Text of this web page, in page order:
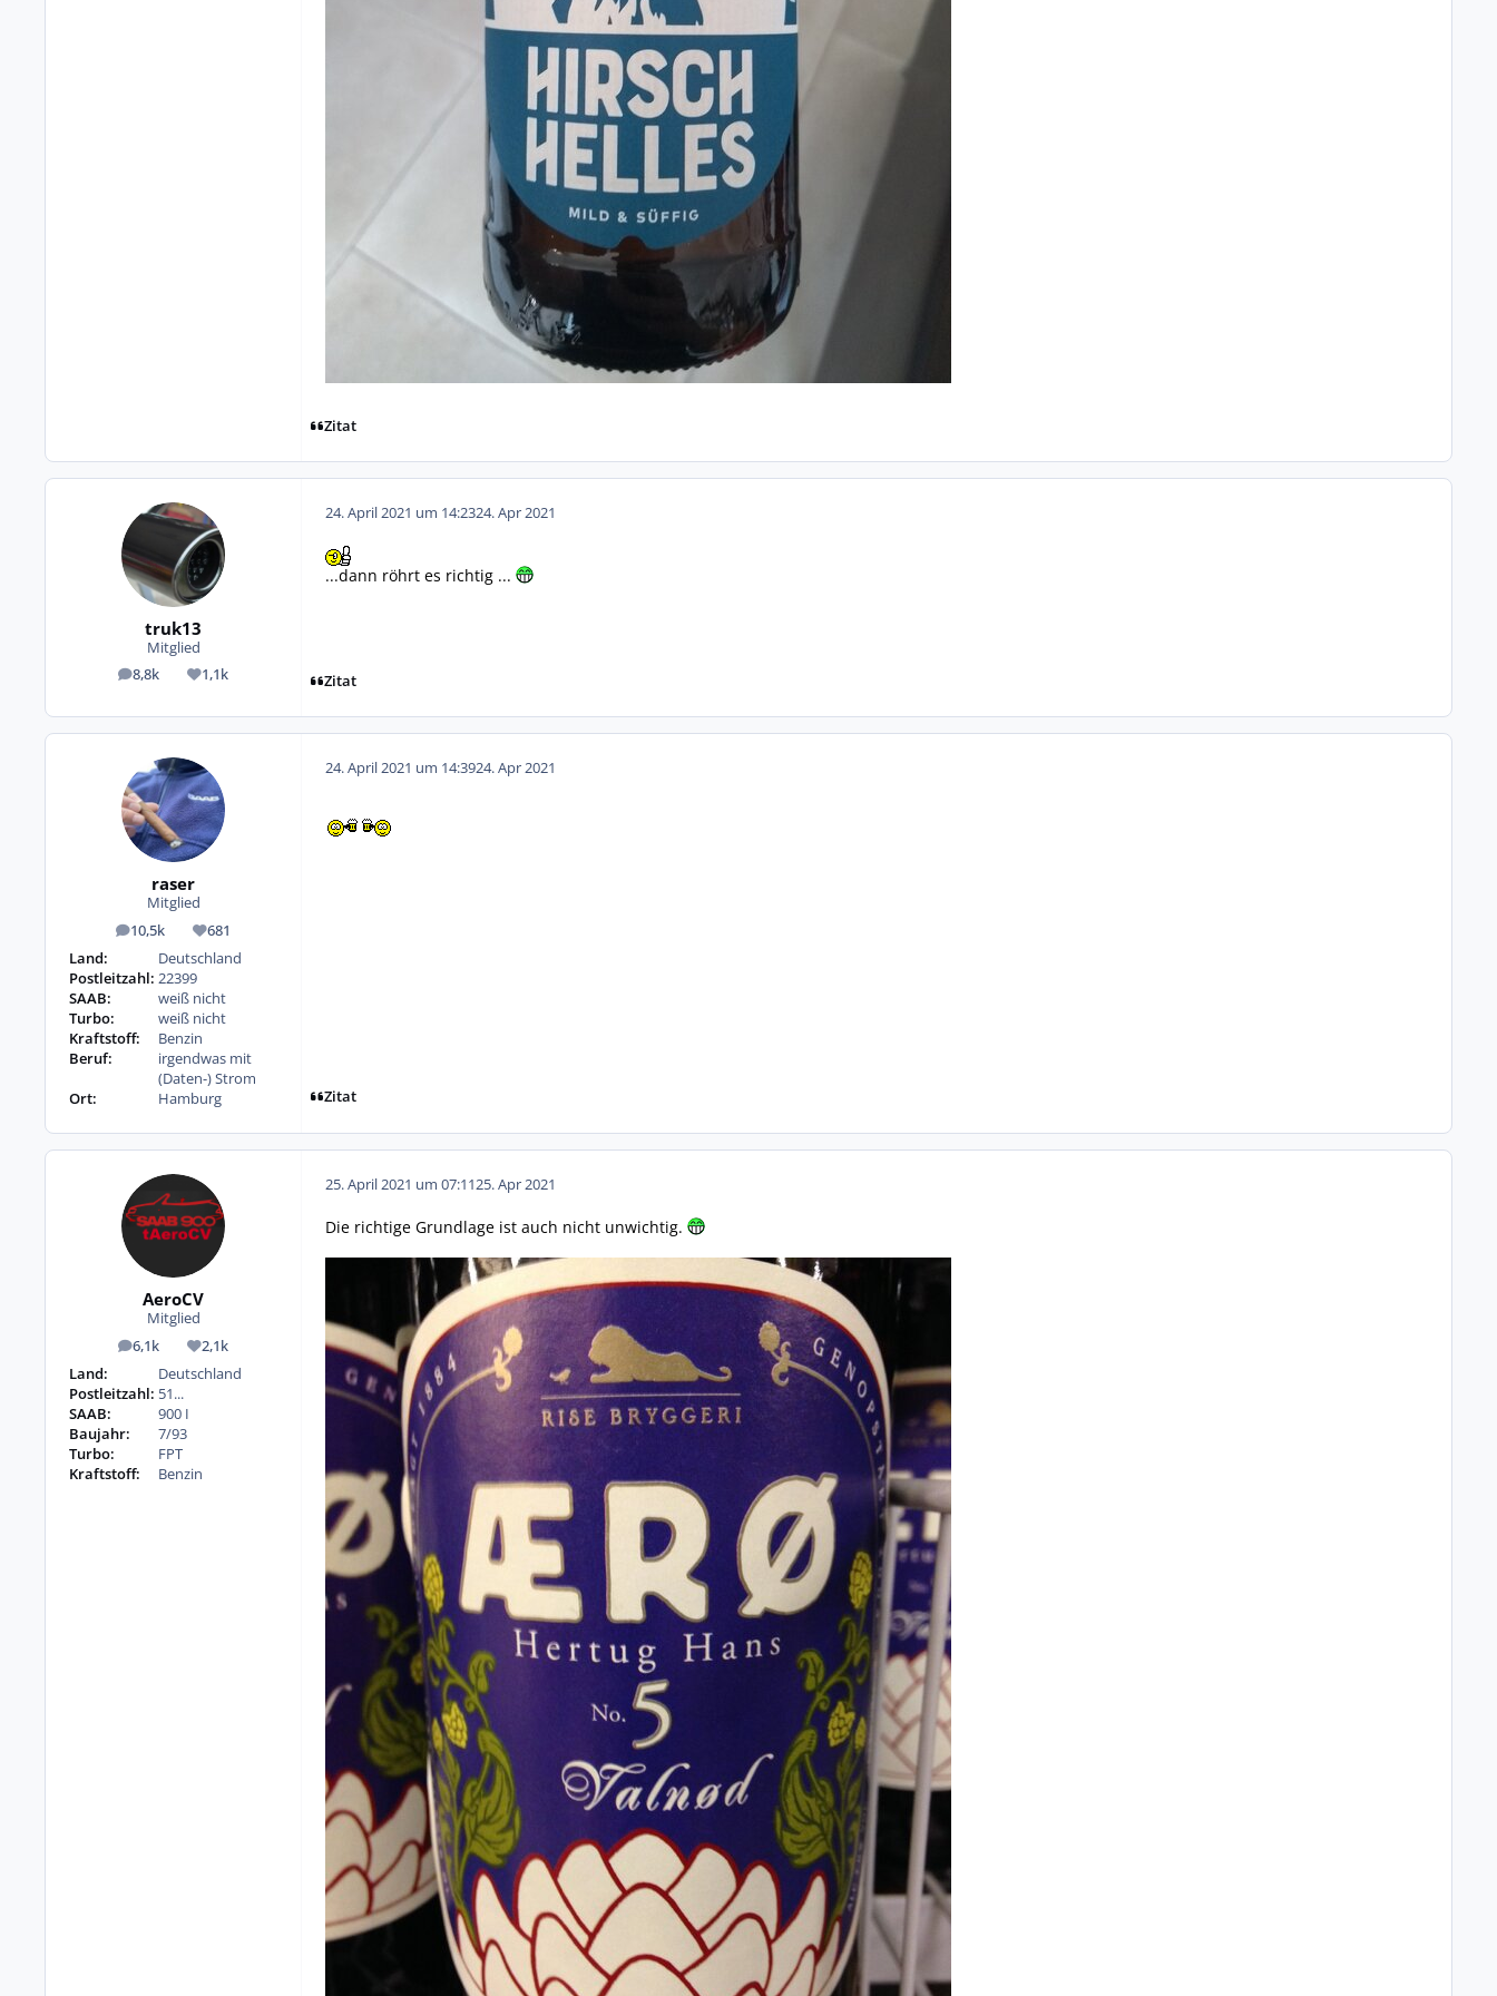
Zitat
truk13
Mitglied
8,8k
Beiträge 1,1k
Reputation
24. April 2021 um 14:2324. Apr 2021
...dann röhrt es richtig ...
Zitat
raser
Mitglied
10,5k
Beiträge 681
Reputation
Land:
Deutschland
Postleitzahl: 22399
SAAB:
weiß nicht
Turbo:
weiß nicht
Kraftstoff:
Benzin
Beruf:
irgendwas mit
(Daten-) Strom
Ort:
Hamburg
24. April 2021 um 14:3924. Apr 2021
Zitat
AeroCV
Mitglied
6,1k
Beiträge 2,1k
Reputation
Land:
Deutschland
Postleitzahl: 51...
SAAB:
900 I
Baujahr:
7/93
Turbo:
FPT
Kraftstoff:
Benzin
25. April 2021 um 07:1125. Apr 2021
Die richtige Grundlage ist auch nicht unwichtig.